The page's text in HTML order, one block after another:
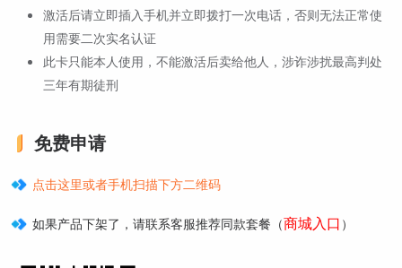
激活后请立即插入手机并立即拨打一次电话，否则无法正常使
用需要二次实名认证
此卡只能本人使用，不能激活后卖给他人，涉诈涉扰最高判处
三年有期徒刑
免费申请
点击这里或者手机扫描下方二维码
如果产品下架了，请联系客服推荐同款套餐（商城入口 ）